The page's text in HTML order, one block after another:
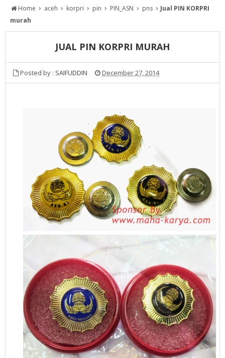
Home › aceh › korpri › pin › PIN_ASN › pns › Jual PIN KORPRI
murah
JUAL PIN KORPRI MURAH
Posted by : SAIFUDDIN December 27, 2014